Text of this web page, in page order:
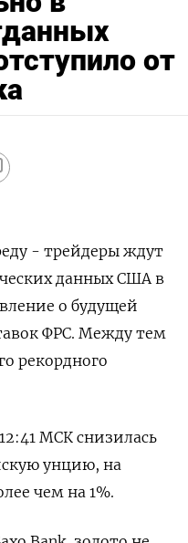
от
- трейдеры ждут
данных США в
о будущей
ФРС. Между тем
рекордного
МСК снизилась
унцию, на
чем на 1%.